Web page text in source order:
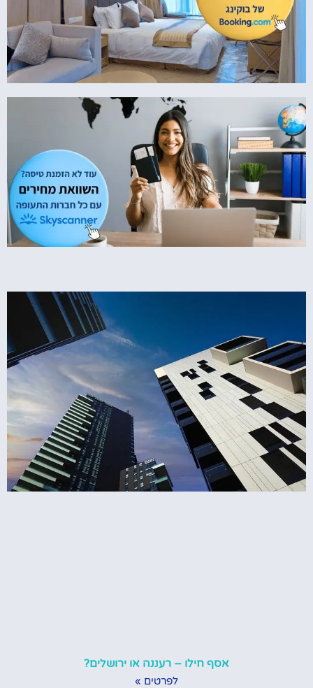
אסף חילו – רעננה או ירושלים?
לפרטים »